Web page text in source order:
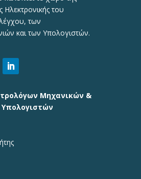
Ηλεκτρονικής του
των
και των Υπολογιστών.
Μηχανικών &